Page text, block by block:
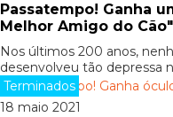
Passatempo! Ganha
Melhor Amigo do Cão"
Nos últimos 200 anos,
desenvolveu tão depressa
Terminados
18 maio 2021